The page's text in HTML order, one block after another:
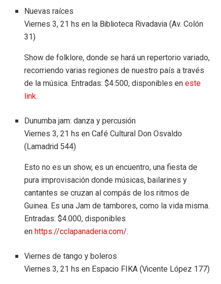
Nuevas raíces
Viernes 3, 21 hs en la Biblioteca Rivadavia (Av. Colón
31)
Show de folklore, donde se hará un repertorio variado,
recorriendo varias regiones de nuestro país a través
de la música. Entradas: $4.500, disponibles eneste
link.
Dunumba jam: danza y percusión
Viernes 3, 21 hs en Café Cultural Don Osvaldo
(Lamadrid 544)
Esto no es un show, es un encuentro, una fiesta de
pura improvisación donde músicas, bailarines y
cantantes se cruzan al compás de los ritmos de
Guinea. Es una Jam de tambores, como la vida misma.
Entradas: $4.000, disponibles
enhttps://cclapanaderia.com/.
Viernes de tango y boleros
Viernes 3, 21 hs en Espacio FIKA (Vicente López 177)